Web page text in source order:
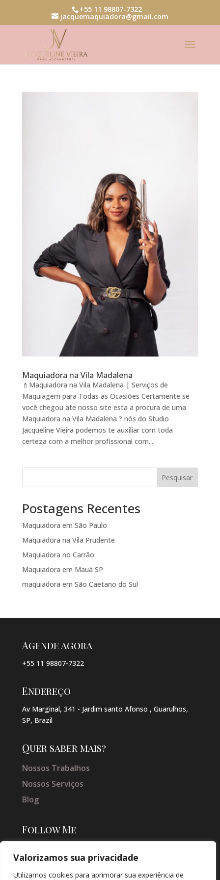
Valorizamos sua privacidade
Utilizamos cookies para aprimorar sua experiência de
+55 11 98807-7322
jacquemaquiadora@gmail.com
Maquiadora na Vila Madalena
💄Maquiadora na Vila Madalena | Serviços de
Maquiagem para Todas as Ocasiões Certamente se
você chegou ate nosso site esta a procura de uma
Maquiadora na Vila Madalena ? nós do Studio
Jacqueline Vieira podemos te auxiliar com toda
certeza com a melhor profissional com...
Pesquisar
Postagens Recentes
Maquiadora em São Paulo
Maquiadora na Vila Prudente
Maquiadora no Carrão
Maquiadora em Mauá SP
maquiadora em São Caetano do Sul
Agende agora
+55 11 98807-7322
Endereço
Av Marginal, 341 - Jardim santo Afonso , Guarulhos,
SP, Brazil
Quer saber mais?
Nossos Trabalhos
Nossos Serviços
Blog
Follow Me